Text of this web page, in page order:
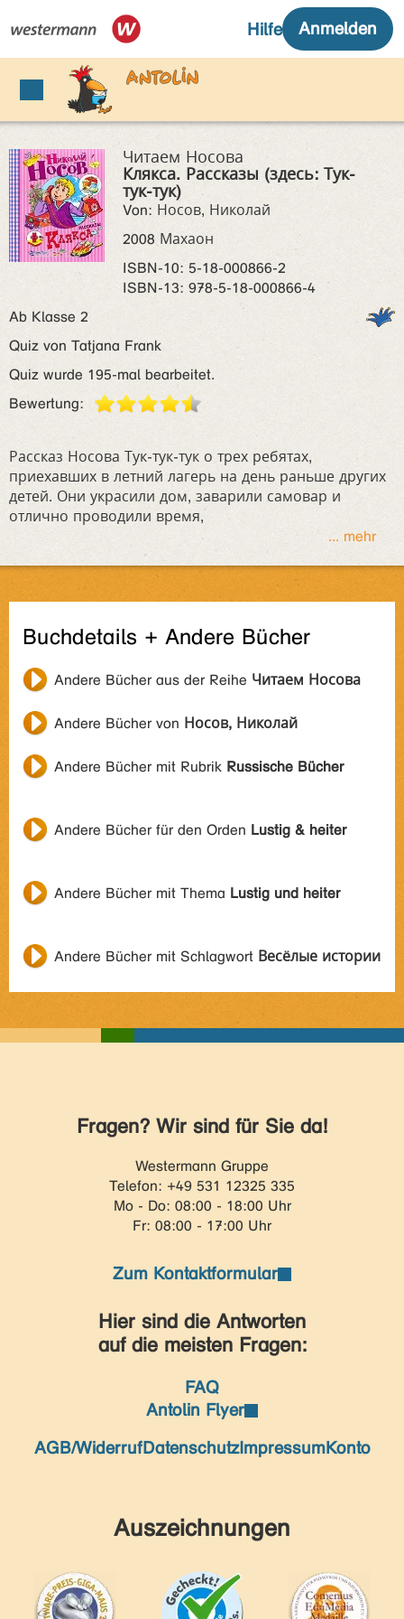
Читаем Носова
Клякса. Рассказы (здесь: Тук-
тук-тук)
Von: Носов, Николай
2008 Махаон
ISBN‑10: 5-18-000866-2
ISBN‑13: 978-5-18-000866-4
Ab Klasse 2
Quiz von Tatjana Frank
Quiz wurde 195-mal bearbeitet.
Bewertung:
Рассказ Носова Тук-тук-тук о трех ребятах,
приехавших в летний лагерь на день раньше других
детей. Они украсили дом, заварили самовар и
отлично проводили время,
... mehr
Buchdetails + Andere Bücher
Andere Bücher aus der Reihe Читаем Носова
Andere Bücher von Носов, Николай
Andere Bücher mit Rubrik Russische Bücher
Andere Bücher für den Orden Lustig & heiter
Andere Bücher mit Thema Lustig und heiter
Andere Bücher mit Schlagwort Весёлые истории